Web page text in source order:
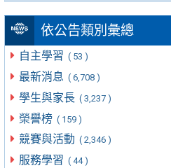
依公告類別彙總
自主學習 ( 53 )
最新消息 ( 6,708 )
學生與家長 ( 3,237 )
榮譽榜 ( 159 )
競賽與活動 ( 2,346 )
服務學習 ( 44 )